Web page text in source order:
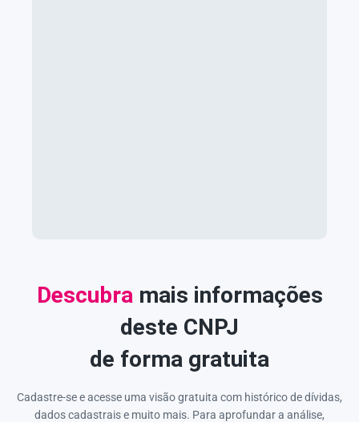
Descubra mais informações
deste CNPJ
de forma gratuita
Cadastre-se e acesse uma visão gratuita com histórico de dívidas,
dados cadastrais e muito mais. Para aprofundar a análise,